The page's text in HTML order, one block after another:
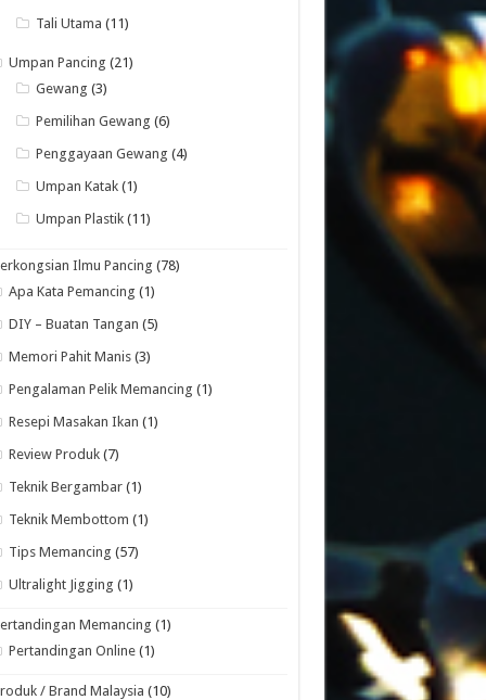
Tali Utama (11)
Umpan Pancing (21)
Gewang (3)
Pemilihan Gewang (6)
Penggayaan Gewang (4)
Umpan Katak (1)
Umpan Plastik (11)
Ilmu Pancing (78)
Apa Kata Pemancing (1)
DIY – Buatan Tangan (5)
Memori Pahit Manis (3)
Pengalaman Pelik Memancing (1)
Resepi Masakan Ikan (1)
Review Produk (7)
Teknik Bergambar (1)
Teknik Membottom (1)
Tips Memancing (57)
Ultralight Jigging (1)
Memancing (1)
Pertandingan Online (1)
/ Brand Malaysia (10)